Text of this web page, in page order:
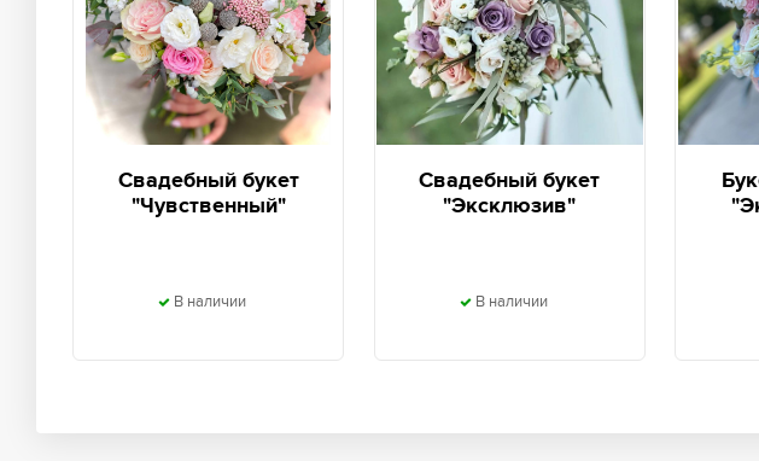
Свадебный букет
"Чувственный"
В наличии
Свадебный букет
"Эксклюзив"
В наличии